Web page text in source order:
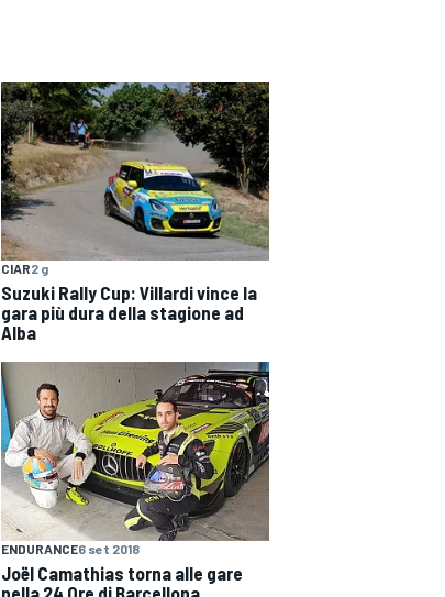
CIAR2 g
Suzuki Rally Cup: Villardi vince la
gara più dura della stagione ad
Alba
ENDURANCE6 set 2018
Joël Camathias torna alle gare